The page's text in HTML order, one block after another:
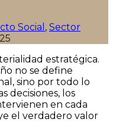
Social , Sector
estratégica.
no se define
sino por todo lo
decisiones, los
en cada
el verdadero valor